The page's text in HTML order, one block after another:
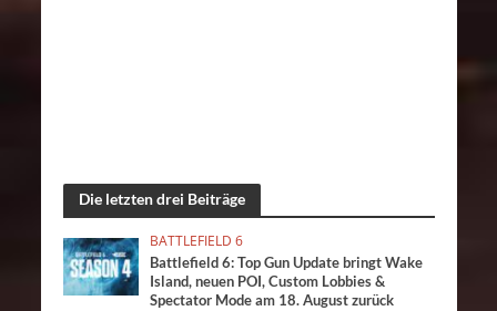
Die letzten drei Beiträge
BATTLEFIELD 6
Battlefield 6: Top Gun Update bringt Wake
Island, neuen POI, Custom Lobbies &
Spectator Mode am 18. August zurück